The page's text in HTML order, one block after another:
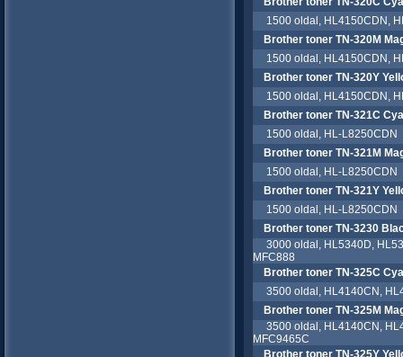
1500 oldal, HL4150CDN,
Brother toner TN-320M
1500 oldal, HL4150CDN,
Brother toner TN-320Y
1500 oldal, HL4150CDN,
Brother toner TN-321C
1500 oldal, HL-L8250CDN
Brother toner TN-321M
1500 oldal, HL-L8250CDN
Brother toner TN-321Y
1500 oldal, HL-L8250CDN
Brother toner TN-3230
3000 oldal, HL5340D,
MFC888
Brother toner TN-325C
3500 oldal, HL4140CN,
Brother toner TN-325M
3500 oldal, HL4140CN,
MFC9465C
Brother toner TN-325Y